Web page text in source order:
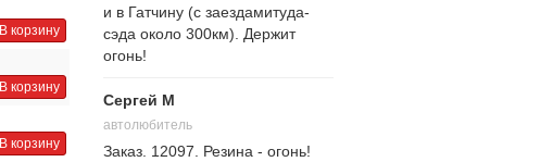
В корзину
В корзину
В корзину
и в Гатчину (с заездамитуда-
сэда около 300км). Держит
огонь!
Сергей М
автолюбитель
Заказ. 12097. Резина - огонь!